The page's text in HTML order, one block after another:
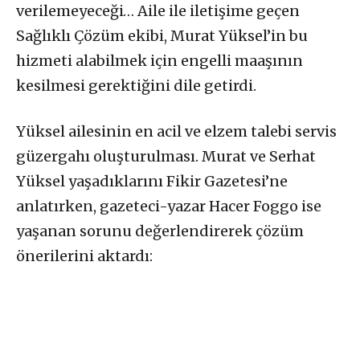
verilemeyeceği… Aile ile iletişime geçen
Sağlıklı Çözüm ekibi, Murat Yüksel’in bu
hizmeti alabilmek için engelli maaşının
kesilmesi gerektiğini dile getirdi.
Yüksel ailesinin en acil ve elzem talebi servis
güzergahı oluşturulması. Murat ve Serhat
Yüksel yaşadıklarını Fikir Gazetesi’ne
anlatırken, gazeteci-yazar Hacer Foggo ise
yaşanan sorunu değerlendirerek çözüm
önerilerini aktardı: